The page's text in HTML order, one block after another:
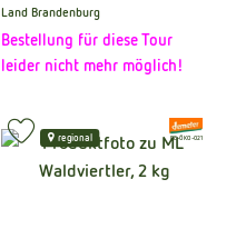
, Herkunft:
Land Brandenburg
Bestellung für diese Tour
leider nicht mehr möglich!
, Verband:
, Kontrollstelle:
DE-ÖKO-021
regional
Produkt zu Favouriten hinzufügen